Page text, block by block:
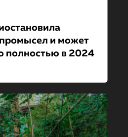
и может
полностью в 2024